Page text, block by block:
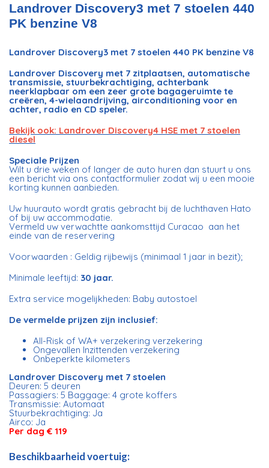
Landrover Discovery3 met 7 stoelen 440
PK benzine V8
Landrover Discovery3 met 7 stoelen 440 PK benzine V8
Landrover Discovery met 7 zitplaatsen, automatische
transmissie, stuurbekrachtiging, achterbank
neerklapbaar om een ​​zeer grote bagageruimte te
creëren, 4-wielaandrijving, airconditioning voor en
achter, radio en CD speler.
Bekijk ook: Landrover Discovery4 HSE met 7 stoelen
diesel
Speciale Prijzen
Wilt u drie weken of langer de auto huren dan stuurt u ons
een bericht via ons contactformulier zodat wij u een mooie
korting kunnen aanbieden.
Uw huurauto wordt gratis gebracht bij de luchthaven Hato
of bij uw accommodatie.
Vermeld uw verwachtte aankomsttijd Curacao aan het
einde van de reservering
Voorwaarden : Geldig rijbewijs (minimaal 1 jaar in bezit);
Minimale leeftijd: 30 jaar.
Extra service mogelijkheden: Baby autostoel
De vermelde prijzen zijn inclusief:
All-Risk of WA+ verzekering verzekering
Ongevallen Inzittenden verzekering
Onbeperkte kilometers
Landrover Discovery met 7 stoelen
Deuren: 5 deuren
Passagiers: 5 Baggage: 4 grote koffers
Transmissie: Automaat
Stuurbekrachtiging: Ja
Airco: Ja
Per dag € 119
Beschikbaarheid voertuig: